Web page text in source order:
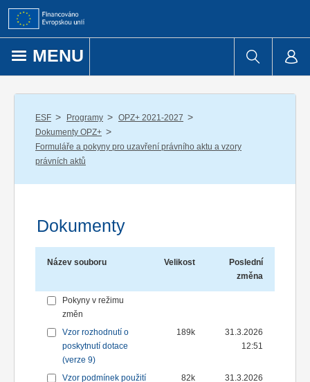
Přejít k obsahu
MENU
ESF / Programy / OPZ+ 2021-2027 /
Dokumenty OPZ+ /
Formuláře a pokyny pro uzavření právního aktu a vzory
právních aktů
Dokumenty
Název souboru Velikost
Poslední
změna
Pokyny v režimu
změn
Vzor rozhodnutí o
poskytnutí dotace
(verze 9)
189k
31.3.2026
12:51
Vzor podmínek použití
82k
31.3.2026